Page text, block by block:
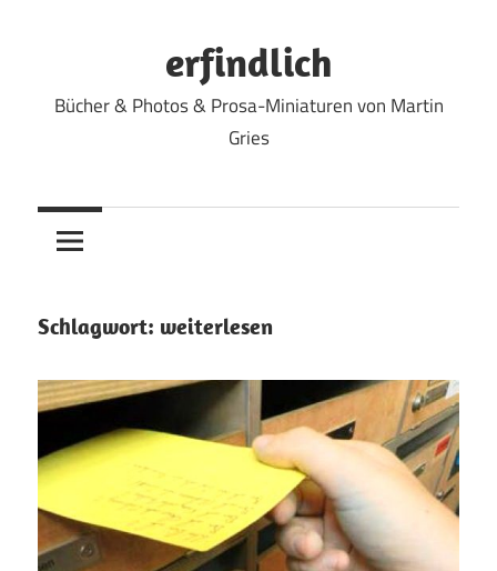
erfindlich
Bücher & Photos & Prosa-Miniaturen von Martin
Gries
Schlagwort: weiterlesen